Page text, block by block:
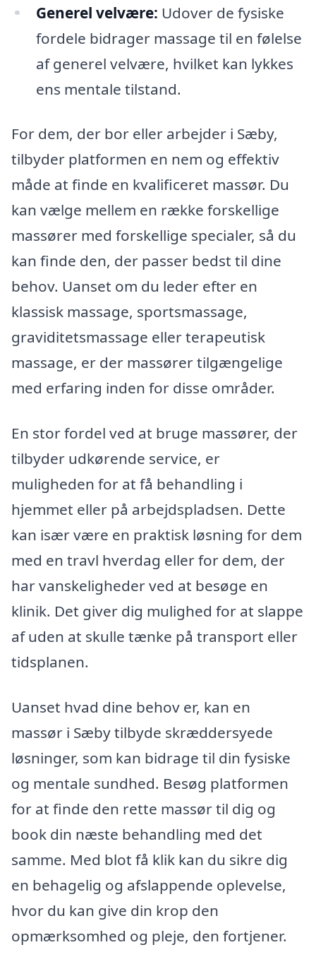
Generel velvære: Udover de fysiske
fordele bidrager massage til en følelse
af generel velvære, hvilket kan lykkes
ens mentale tilstand.
For dem, der bor eller arbejder i Sæby,
tilbyder platformen en nem og effektiv
måde at finde en kvalificeret massør. Du
kan vælge mellem en række forskellige
massører med forskellige specialer, så du
kan finde den, der passer bedst til dine
behov. Uanset om du leder efter en
klassisk massage, sportsmassage,
graviditetsmassage eller terapeutisk
massage, er der massører tilgængelige
med erfaring inden for disse områder.
En stor fordel ved at bruge massører, der
tilbyder udkørende service, er
muligheden for at få behandling i
hjemmet eller på arbejdspladsen. Dette
kan især være en praktisk løsning for dem
med en travl hverdag eller for dem, der
har vanskeligheder ved at besøge en
klinik. Det giver dig mulighed for at slappe
af uden at skulle tænke på transport eller
tidsplanen.
Uanset hvad dine behov er, kan en
massør i Sæby tilbyde skræddersyede
løsninger, som kan bidrage til din fysiske
og mentale sundhed. Besøg platformen
for at finde den rette massør til dig og
book din næste behandling med det
samme. Med blot få klik kan du sikre dig
en behagelig og afslappende oplevelse,
hvor du kan give din krop den
opmærksomhed og pleje, den fortjener.